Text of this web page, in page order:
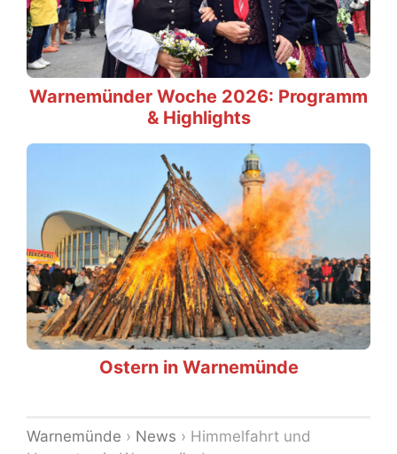
Warnemünder Woche 2026: Programm
& Highlights
Ostern in Warnemünde
Warnemünde › News › Himmelfahrt und